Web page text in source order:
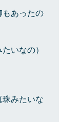
もあったの
いなの）
みたいな